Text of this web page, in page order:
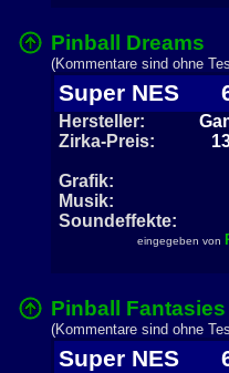
Pinball Dreams
(Kommentare sind ohne
Super NES
Hersteller:
Zirka-Preis:
Grafik:
Musik:
Soundeffekte:
eingegeben von
Pinball Fantasies
(Kommentare sind ohne
Super NES